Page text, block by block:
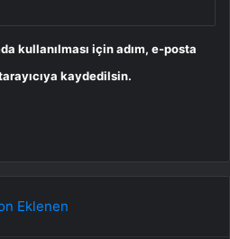
kullanılması için adım, e-posta
kaydedilsin.
Eklenen